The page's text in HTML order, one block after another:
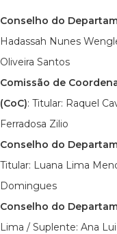
Conselho do
Hadassah Nunes
Oliveira Santos
Comissão de
(CoC): Titular: Raquel
Ferradosa Zilio
Conselho do
Titular: Luana Lima
Domingues
Conselho do
Lima / Suplente: Ana